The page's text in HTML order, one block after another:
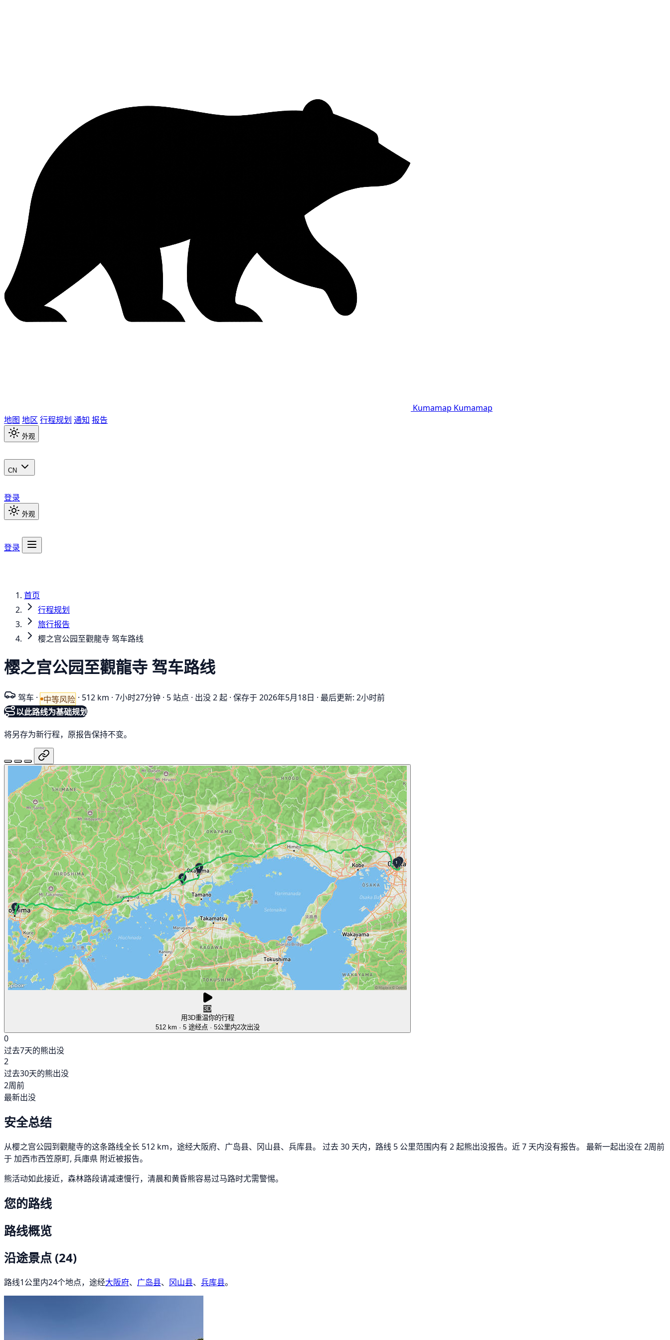
Kumamap Kumamap
地图 地区 行程规划 通知 报告
外观
CN
登录
外观
登录
首页
行程规划
旅行报告
樱之宫公园至觀龍寺 驾车路线
樱之宫公园至觀龍寺 驾车路线
驾车 · 中等风险 · 512 km · 7小时27分钟 · 5 站点 · 出没 2 起 · 保存于 2026年5月18日 · 最后更新: 2小时前
以此路线为基础规划
将另存为新行程，原报告保持不变。
3D
用3D重温你的行程
512 km · 5 途经点· 5公里内2次出没
0
过去7天的熊出没
2
过去30天的熊出没
2周前
最新出没
安全总结
从樱之宫公园到觀龍寺的这条路线全长 512 km，途经大阪府、广岛县、冈山县、兵库县。 过去 30 天内，路线 5 公里范围内有 2 起熊出没报告。近 7 天内没有报告。 最新一起出没在 2周前
于 加西市西笠原町, 兵庫県 附近被报告。
熊活动如此接近，森林路段请减速慢行，清晨和黄昏熊容易过马路时尤需警惕。
您的路线
路线概览
沿途景点 (24)
路线1公里内24个地点，途经大阪府、 广岛县、 冈山县、 兵库县。